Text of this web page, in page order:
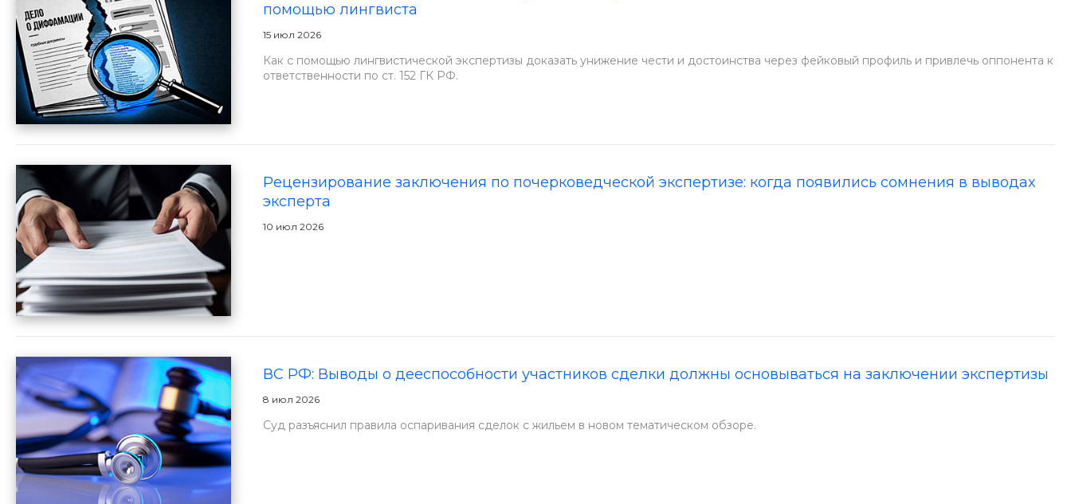
помощью лингвиста
15 июл 2026
Как с помощью лингвистической экспертизы доказать унижение чести и достоинства через фейковый профиль и привлечь оппонента к
ответственности по ст. 152 ГК РФ.
Рецензирование заключения по почерковедческой экспертизе: когда появились сомнения в выводах
эксперта
10 июл 2026
ВС РФ: Выводы о дееспособности участников сделки должны основываться на заключении экспертизы
8 июл 2026
Суд разъяснил правила оспаривания сделок с жильем в новом тематическом обзоре.